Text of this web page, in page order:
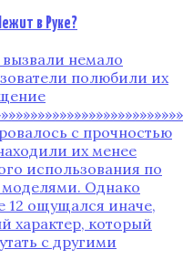
в Руке?
вызвали немало
полюбили их
с прочностью
их менее
использования по
Однако
12 ощущался иначе‚
характер‚ который
с другими